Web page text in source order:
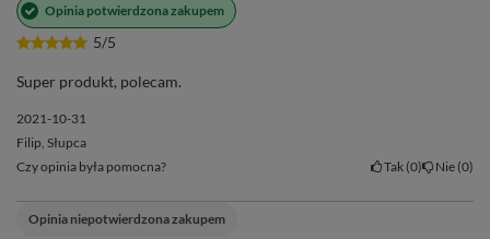
5/5
Opinia potwierdzona zakupem
Super produkt, polecam.
2021-10-31
Filip, Słupca
Czy opinia była pomocna?
Tak 0 Nie 0
Opinia niepotwierdzona zakupem